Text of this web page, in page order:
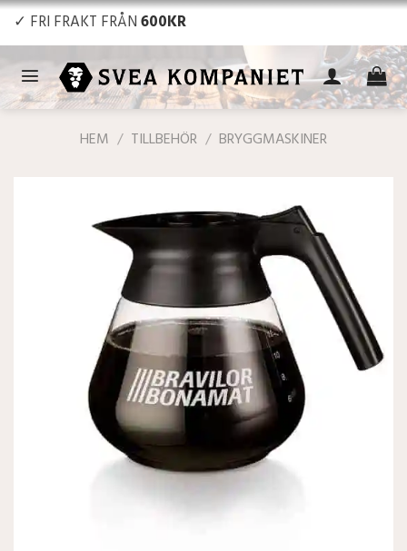
Skip✓ FRI FRAKT FRÅN600KR
HEM / TILLBEHÖR / BRYGGMASKINER